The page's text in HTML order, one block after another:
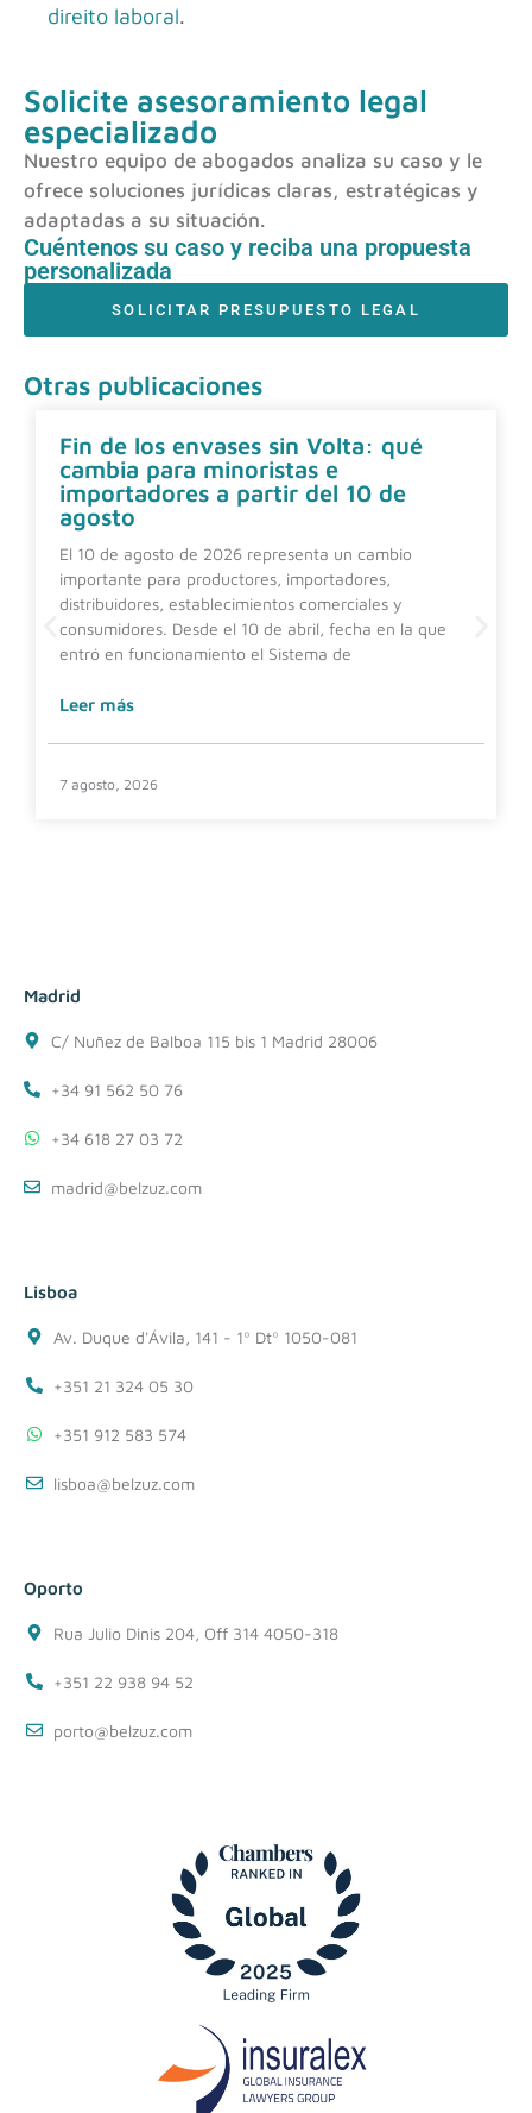
direito laboral.
Solicite asesoramiento legal
especializado
Nuestro equipo de abogados analiza su caso y le
ofrece soluciones jurídicas claras, estratégicas y
adaptadas a su situación.
Cuéntenos su caso y reciba una propuesta
personalizada
SOLICITAR PRESUPUESTO LEGAL
Otras publicaciones
Fin de los envases sin Volta: qué
cambia para minoristas e
importadores a partir del 10 de
agosto
El 10 de agosto de 2026 representa un cambio
importante para productores, importadores,
distribuidores, establecimientos comerciales y
consumidores. Desde el 10 de abril, fecha en la que
entró en funcionamiento el Sistema de
Leer más
7 agosto, 2026
Madrid
C/ Nuñez de Balboa 115 bis 1 Madrid 28006
+34 91 562 50 76
+34 618 27 03 72
madrid@belzuz.com
Lisboa
Av. Duque d'Ávila, 141 - 1º Dtº 1050-081
+351 21 324 05 30
+351 912 583 574
lisboa@belzuz.com
Oporto
Rua Julio Dinis 204, Off 314 4050-318
+351 22 938 94 52
porto@belzuz.com